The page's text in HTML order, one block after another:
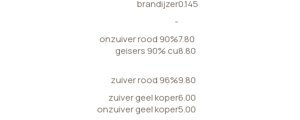
brandijzer0.145
-
onzuiver rood 90%
geisers 90% cu
7.80
8.80
zuiver rood 96%9.80
zuiver geel koper
onzuiver geel koper
6.00
5.00